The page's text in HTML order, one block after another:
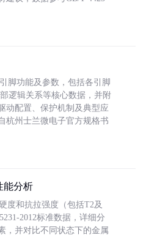
脚功能及参数，包括各引脚
逻辑关系等核心数据，并附
动配置、保护机制及典型应
杭州士兰微电子官方规格书
能分析
度和抗拉强度（包括T2及
2012标准数据，详细分
，并对比不同状态下的金属